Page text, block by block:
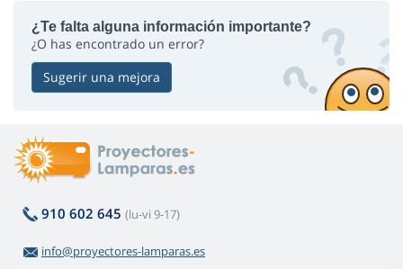
¿Te falta alguna información importante?
¿O has encontrado un error?
Sugerir una mejora
910 602 645 (lu-vi 9-17)
info@proyectores-lamparas.es